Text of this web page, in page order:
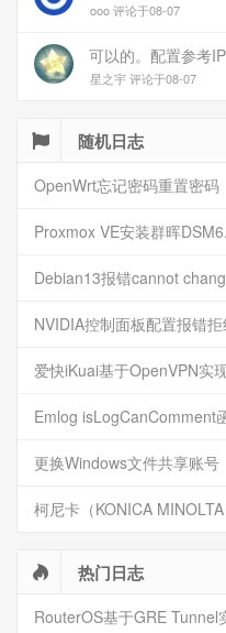
ooo 评论于08-07
星之宇 评论于08-07
随机日志
OpenWrt忘记密码重置密码
Proxmox VE安装群晖
Debian13报错cannot
NVIDIA控制面板配置报错
爱快iKuai基于OpenVPN实
Emlog isLogCanComment
更换Windows文件共享账号
柯尼卡（KONICA
热门日志
RouterOS基于GRE Tunnel